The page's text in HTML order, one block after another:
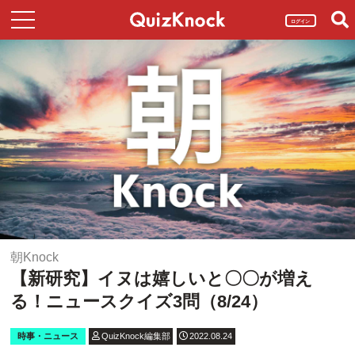
ログイン
朝Knock
【新研究】イヌは嬉しいと〇〇が増え
る！ニュースクイズ3問（8/24）
時事・ニュース QuizKnock編集部 2022.08.24